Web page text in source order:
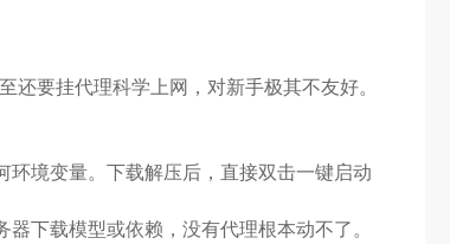
要挂代理科学上网，对新手极其不友好。
境变量。下载解压后，直接双击一键启动
下载模型或依赖，没有代理根本动不了。